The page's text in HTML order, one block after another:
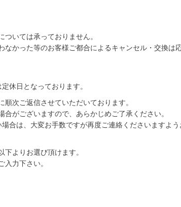
いては承っておりません。
なかった等のお客様ご都合によるキャンセル・交換は
休日となっております。
次ご返信させていただいております。
合がございますので、あらかじめご了承ください。
合は、大変お手数ですが再度ご連絡くださいますよう
よりお選び頂けます。
入力下さい。